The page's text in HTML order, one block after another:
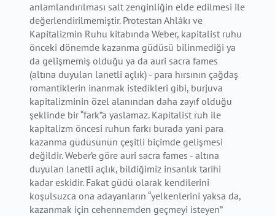
anlamlandırılması salt zenginliğin elde edilmesi ile
değerlendirilmemiştir. Protestan Ahlâkı ve
Kapitalizmin Ruhu kitabında Weber, kapitalist ruhu
önceki dönemde kazanma güdüsü bilinmediği ya
da gelişmemiş olduğu ya da auri sacra fames
(altına duyulan lanetli açlık) - para hırsının çağdaş
romantiklerin inanmak istedikleri gibi, burjuva
kapitalizminin özel alanından daha zayıf olduğu
şeklinde bir “fark”a yaslamaz. Kapitalist ruh ile
kapitalizm öncesi ruhun farkı burada yani para
kazanma güdüsünün çeşitli biçimde gelişmesi
değildir. Weber’e göre auri sacra fames - altına
duyulan lanetli açlık, bildiğimiz insanlık tarihi
kadar eskidir. Fakat güdü olarak kendilerini
koşulsuzca ona adayanların “yelkenlerini yaksa da,
kazanmak için cehennemden geçmeyi isteyen”